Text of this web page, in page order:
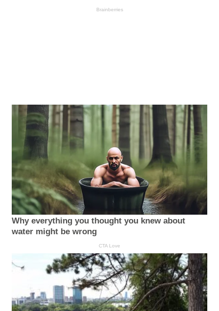
Brainberries
Why everything you thought you knew about
water might be wrong
CTA Love